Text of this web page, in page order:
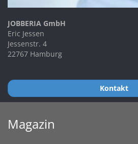
JOBBERIA GmbH
Eric Jessen
Jessenstr. 4
22767 Hamburg
Kontakt
Magazin